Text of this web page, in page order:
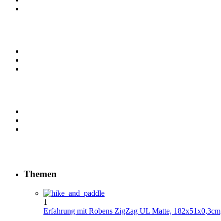
Themen
1
Erfahrung mit Robens ZigZag UL Matte,